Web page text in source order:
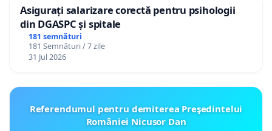
Asigurați salarizare corectă pentru psihologii
din DGASPC și spitale
181 semnături
181 Semnături / 7 zile
31 Jul 2026
Referendumul pentru demiterea Preşedintelui
României Nicusor Dan